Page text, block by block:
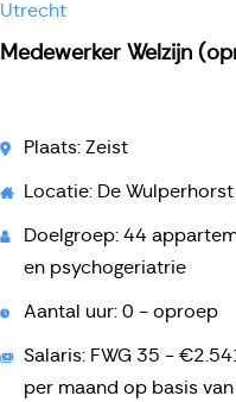
Utrecht
Medewerker Welzijn
Plaats: Zeist
Locatie: De Wulperhorst
Doelgroep: 44
en psychogeriatrie
Aantal uur: 0 - oproep
Salaris: FWG 35 -
per maand op basis